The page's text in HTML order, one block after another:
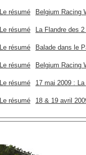
Le résumé Belgium Racing
Le résumé La Flandre des
Le résumé Balade dans le
Le résumé Belgium Racing
Le résumé 17 mai 2009 :
Le résumé 18 & 19 avril